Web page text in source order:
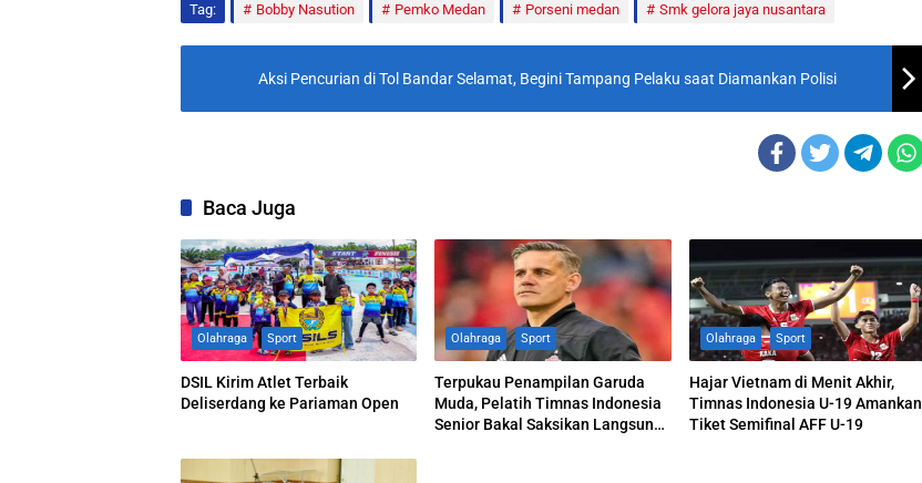
Tag: Bobby Nasution Pemko Medan Porseni medan Smk gelora jaya nusantara
Aksi Pencurian di Tol Bandar Selamat, Begini Tampang Pelaku saat Diamankan Polisi
Baca Juga
Olahraga Sport
DSIL Kirim Atlet Terbaik
Deliserdang ke Pariaman Open
Olahraga Sport
Terpukau Penampilan Garuda
Muda, Pelatih Timnas Indonesia
Senior Bakal Saksikan Langsung
Olahraga Sport
Hajar Vietnam di Menit Akhir,
Timnas Indonesia U-19 Amankan
Tiket Semifinal AFF U-19